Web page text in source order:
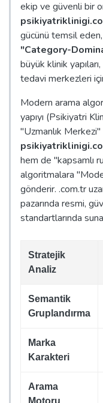
ekip ve güvenli bir
gücünü temsil eden,
"Category-
büyük klinik
tedavi merkezleri
Modern arama
yapıyı (Psikiyatri
"Uzmanlık Merkezi"
hem de "kapsamlı
algoritmalara
gönderir. .com.tr
pazarında resmi,
standartlarında
Stratejik
Analiz
Semantik
Gruplandırma
Marka
Karakteri
Arama